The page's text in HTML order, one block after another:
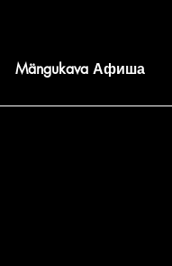
Mängukava Афиша